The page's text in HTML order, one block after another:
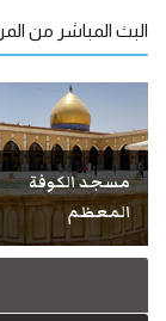
البث المباشر من
مسجد الكوفة
المعظم